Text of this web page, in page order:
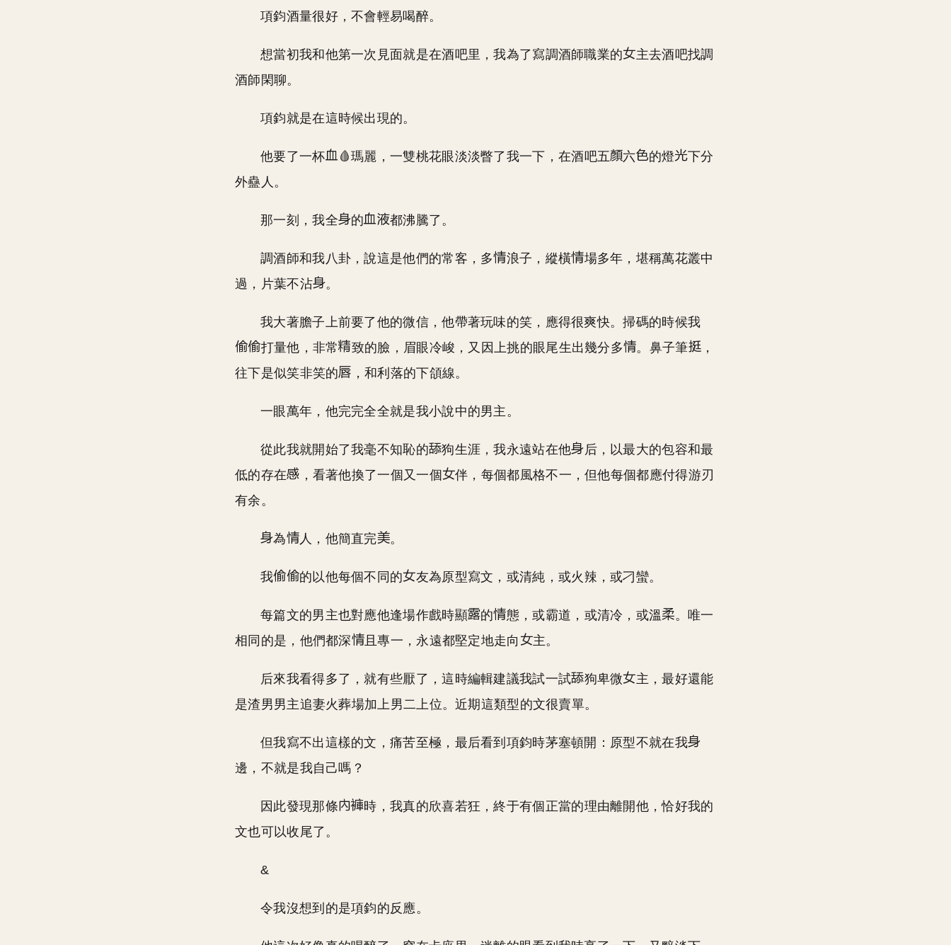
項鈞酒量很好，不會輕易喝醉。
想當初我和他第一次見面就是在酒吧里，我為了寫調酒師職業的
主去酒吧找調
酒師閑聊。
項鈞就是在這時候出現的。
他要了一杯 🩸瑪麗，一雙桃花眼淡淡瞥了我一下，在酒吧五 六 的燈
下分
外蠱人。
那一刻，我全 的 都沸騰了。
調酒師和我八卦，說這是他們的常客，多 浪子，縱橫
場多年，堪稱萬花叢中
過，片葉不沾
。
我大著膽子上前要了他的微信，他帶著玩味的笑，應得很爽快。掃碼的時候我
打量他，非常
致的臉，眉眼冷峻，又因上挑的眼尾生出幾分多 。鼻子筆
，
往下是似笑非笑的
，和利落的下頜線。
一眼萬年，他完完全全就是我小說中的男主。
從此我就開始了我毫不知恥的 狗生涯，我永遠站在他
后，以最大的包容和最
低的存在
，看著他換了一個又一個
伴，每個都風格不一，但他每個都應付得游刃
有余。
為 人，他簡直完 。
我 的以他每個不同的 友為原型寫文，或清純，或火辣，或刁蠻。
每篇文的男主也對應他逢場作戲時顯 的 態，或霸道，或清冷，或溫
。唯一
相同的是，他們都深
且專一，永遠都堅定地走向 主。
后來我看得多了，就有些厭了，這時編輯建議我試一試 狗卑微
主，最好還能
是渣男男主追妻火葬場加上男二上位。近期這類型的文很賣單。
但我寫不出這樣的文，痛苦至極，最后看到項鈞時茅塞頓開：原型不就在我
邊，不就是我自己嗎？
因此發現那條
時，我真的欣喜若狂，終于有個正當的理由離開他，恰好我的
文也可以收尾了。
&
令我沒想到的是項鈞的反應。